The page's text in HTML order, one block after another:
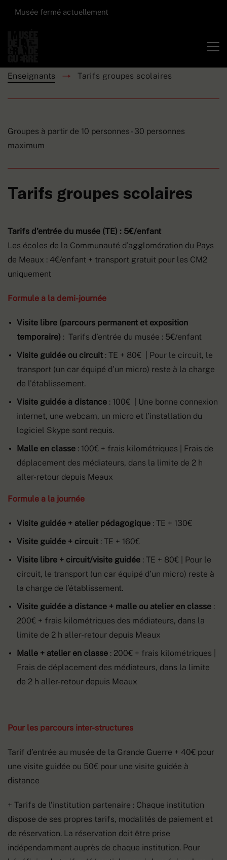
Musée fermé actuellement
Enseignants Tarifs groupes scolaires
Groupes à partir de 10 personnes - 30 personnes
maximum
Tarifs groupes scolaires
Tarifs d’entrée du musée (TE) : 5€/enfant
Les écoles de la Communauté d’agglomération du Pays
de Meaux : 4€/enfant + transport gratuit pour les CM2
uniquement
Formule à la demi-journée
Visite libre (parcours permanent et exposition
temporaire) : Tarifs d’entrée du musée : 5€/enfant
Visite guidée ou circuit : TE + 80€ | Pour le circuit, le
transport (un car équipé d’un micro) reste à la charge
de l’établissement.
Visite guidée à distance : 100€ | Une bonne connexion
internet, une webcam, un micro et l’installation du
logiciel Skype sont requis.
Malle en classe : 100€ + frais kilométriques | Frais de
déplacement des médiateurs, dans la limite de 2 h
aller-retour depuis Meaux
Formule à la journée
Visite guidée + atelier pédagogique : TE + 130€
Visite guidée + circuit : TE + 160€
Visite libre + circuit/visite guidée : TE + 80€ | Pour le
circuit, le transport (un car équipé d’un micro) reste à
la charge de l’établissement.
Visite guidée à distance + malle ou atelier en classe :
200€ + frais kilométriques des médiateurs, dans la
limite de 2 h aller-retour depuis Meaux
Malle + atelier en classe : 200€ + frais kilométriques |
Frais de déplacement des médiateurs, dans la limite
de 2 h aller-retour depuis Meaux
Pour les parcours inter-structures
Tarif d’entrée au musée de la Grande Guerre + 40€ pour
une visite guidée ou 50€ pour une visite guidée à
distance
+ Tarifs de l’institution partenaire : Chaque institution
dispose de ses propres tarifs, modalités de paiement et
de réservation. La réservation doit être prise
indépendamment auprès de chaque institution. Pour